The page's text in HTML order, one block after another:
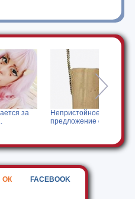
Непристойное
предложение от ...
Кого Анна
позвала ...
ОК FACEBOOK